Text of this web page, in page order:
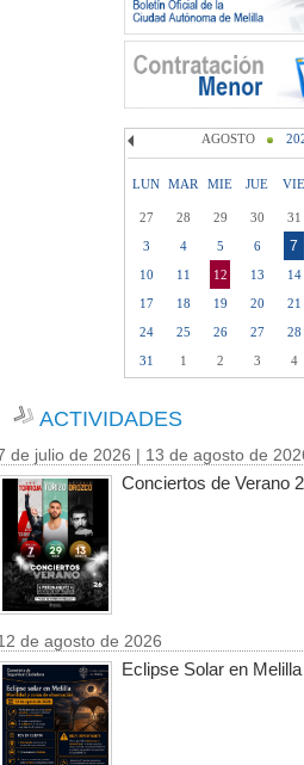
AGOSTO
LUN MAR MIE JUE VIE
27 28 29 30 31
3
4 5 6 7
10
11 12 13 14
17
18 19 20 21
24
25 26 27 28
31
1 2 3 4
ACTIVIDADES
de julio de 2026 | 13 de agosto de
Conciertos de Verano
de agosto de 2026
Eclipse Solar en Melilla